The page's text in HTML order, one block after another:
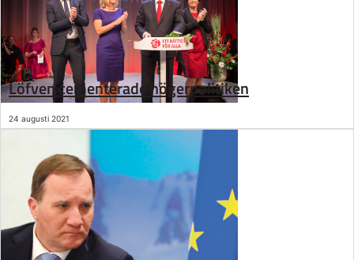
Löfven cementerade högerpolitiken
24 augusti 2021